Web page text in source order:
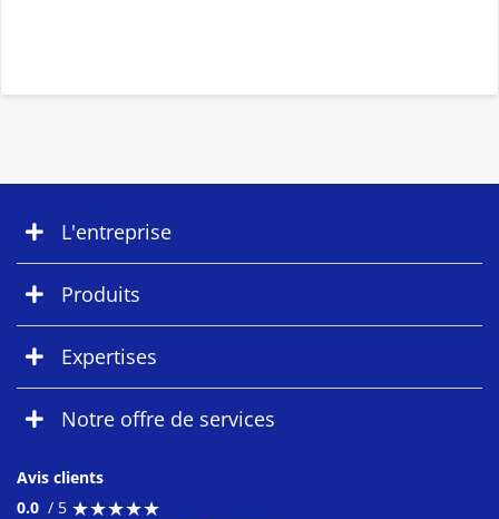
L'entreprise
Produits
Expertises
Notre offre de services
Avis clients
0.0 / 5 ★★★★★
★★★★★